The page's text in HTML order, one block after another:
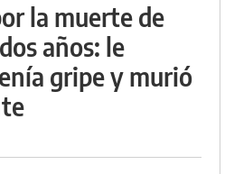
la muerte de
años: le
gripe y murió